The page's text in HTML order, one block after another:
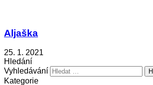
Aljaška
25. 1. 2021
Hledání
Vyhledávání
Kategorie